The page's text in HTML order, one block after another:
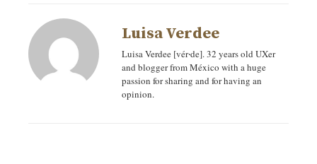
Luisa Verdee
Luisa Verdee [vér‧de]. 32 years old UXer
and blogger from México with a huge
passion for sharing and for having an
opinion.